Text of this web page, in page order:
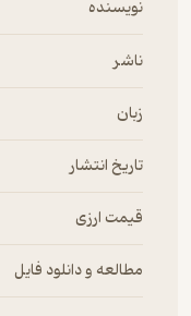
نویسنده
ناشر
زبان
تاریخ انتشار
قیمت ارزی
مطالعه و دانلود فایل